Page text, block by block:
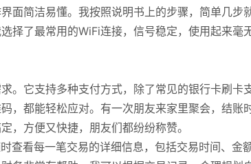
面简洁易懂。我按照说明书上的步骤，简单几步
择了最常用的WiFi连接，信号稳定，使用起来毫
。它支持多种支付方式，除了常见的银行卡刷卡
，都能轻松应对。有一次朋友来家里聚会，结账
，方便又快捷，朋友们都纷纷称赞。
查看每一笔交易的详细信息，包括交易时间、金额